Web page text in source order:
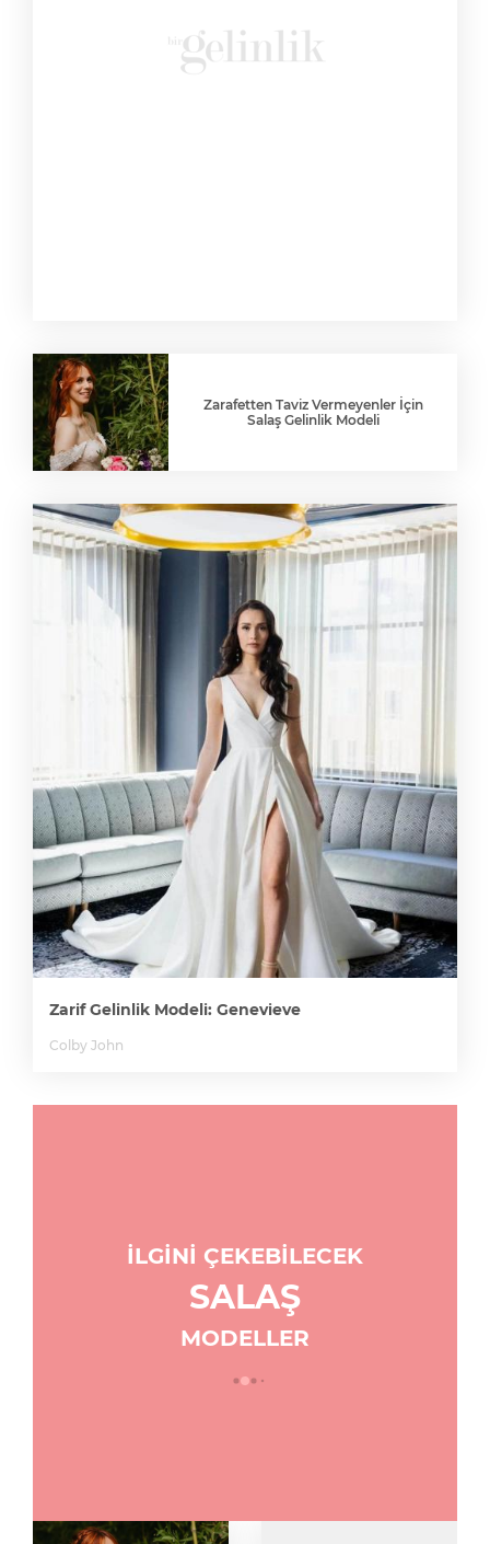
Zarafetten Taviz Vermeyenler İçin
Salaş Gelinlik Modeli
Zarif Gelinlik Modeli: Genevieve
Colby John
İLGİNİ ÇEKEBİLECEK
SALAŞ
MODELLER